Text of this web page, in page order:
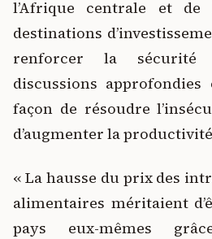
l’Afrique centrale et de
destinations
renforcer la sécurité
discussions
façon de résoudre
d’augmenter la
« La hausse du prix des
alimentaires méritaient
pays eux-mêmes